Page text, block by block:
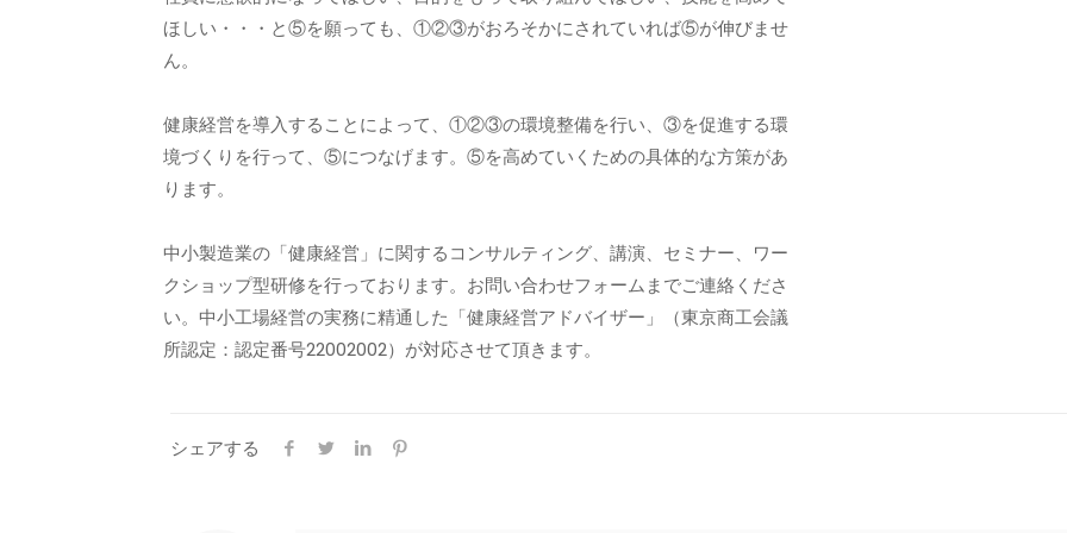
ほしい・・・と⑤を願っても、①②③がおろそかにされていれば⑤が伸びませ
ん。
健康経営を導入することによって、①②③の環境整備を行い、③を促進する環
境づくりを行って、⑤につなげます。⑤を高めていくための具体的な方策があ
ります。
中小製造業の「健康経営」に関するコンサルティング、講演、セミナー、ワー
クショップ型研修を行っております。お問い合わせフォームまでご連絡くださ
い。中小工場経営の実務に精通した「健康経営アドバイザー」（東京商工会議
所認定：認定番号22002002）が対応させて頂きます。
シェアする